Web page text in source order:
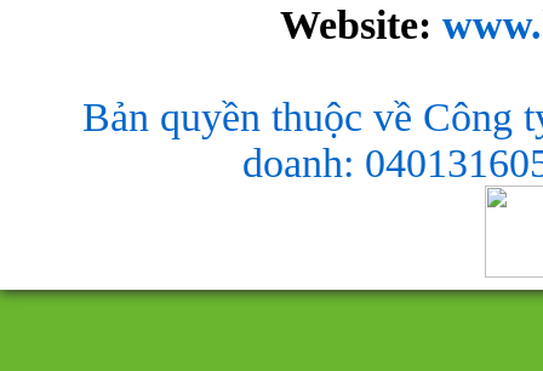
Website:
Bản quyền thuộc về Công
doanh: